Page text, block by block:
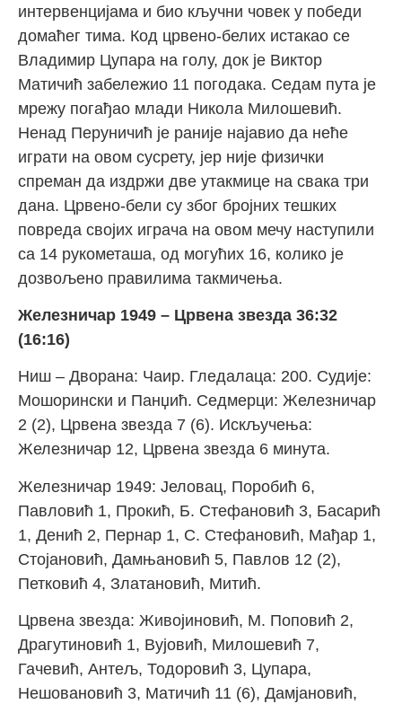
интервенцијама и био кључни човек у победи
домаћег тима. Код црвено-белих истакао се
Владимир Цупара на голу, док је Виктор
Матичић забележио 11 погодака. Седам пута је
мрежу погађао млади Никола Милошевић.
Ненад Перуничић је раније најавио да неће
играти на овом сусрету, јер није физички
спреман да издржи две утакмице на свака три
дана. Црвено-бели су због бројних тешких
повреда својих играча на овом мечу наступили
са 14 рукометаша, од могућих 16, колико је
дозвољено правилима такмичења.
Железничар 1949 – Црвена звезда 36:32
(16:16)
Ниш – Дворана: Чаир. Гледалаца: 200. Судије:
Мошорински и Панџић. Седмерци: Железничар
2 (2), Црвена звезда 7 (6). Искључења:
Железничар 12, Црвена звезда 6 минута.
Железничар 1949: Јеловац, Поробић 6,
Павловић 1, Прокић, Б. Стефановић 3, Басарић
1, Денић 2, Пернар 1, С. Стефановић, Мађар 1,
Стојановић, Дамњановић 5, Павлов 12 (2),
Петковић 4, Златановић, Митић.
Црвена звезда: Живојиновић, М. Поповић 2,
Драгутиновић 1, Вујовић, Милошевић 7,
Гачевић, Антељ, Тодоровић 3, Цупара,
Нешовановић 3, Матичић 11 (6), Дамјановић,